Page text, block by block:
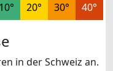
10° 20° 30° 40°
in der Schweiz an.